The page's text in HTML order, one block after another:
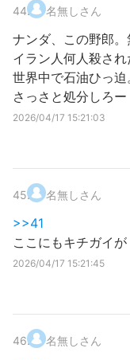
44. 名無しさん
ナンダ、この野郎。
イラン人何人殺され
世界中で石油ひっ迫
さっさと処分しろー
2026/04/17 15:21:03
45. 名無しさん
>>41
ここにもキチガイが
2026/04/17 15:21:45
46. 名無しさん